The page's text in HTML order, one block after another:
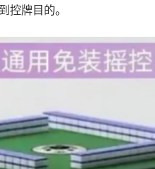
控牌目的。